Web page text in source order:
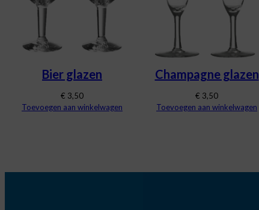
Bier glazen
€ 3,50
Toevoegen aan winkelwagen
Champagne glazen
€ 3,50
Toevoegen aan winkelwagen